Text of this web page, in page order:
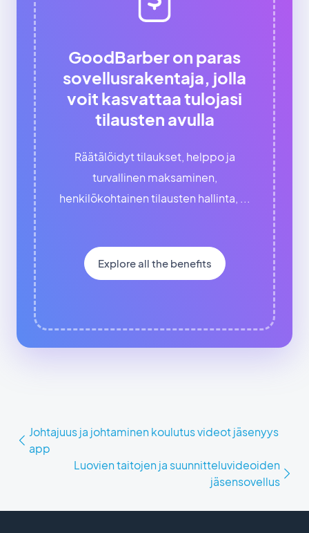
GoodBarber on paras
sovellusrakentaja, jolla
voit kasvattaa tulojasi
tilausten avulla
Räätälöidyt tilaukset, helppo ja
turvallinen maksaminen,
henkilökohtainen tilausten hallinta, ...
Explore all the benefits
Johtajuus ja johtaminen koulutus videot jäsenyys
app
Luovien taitojen ja suunnitteluvideoiden
jäsensovellus